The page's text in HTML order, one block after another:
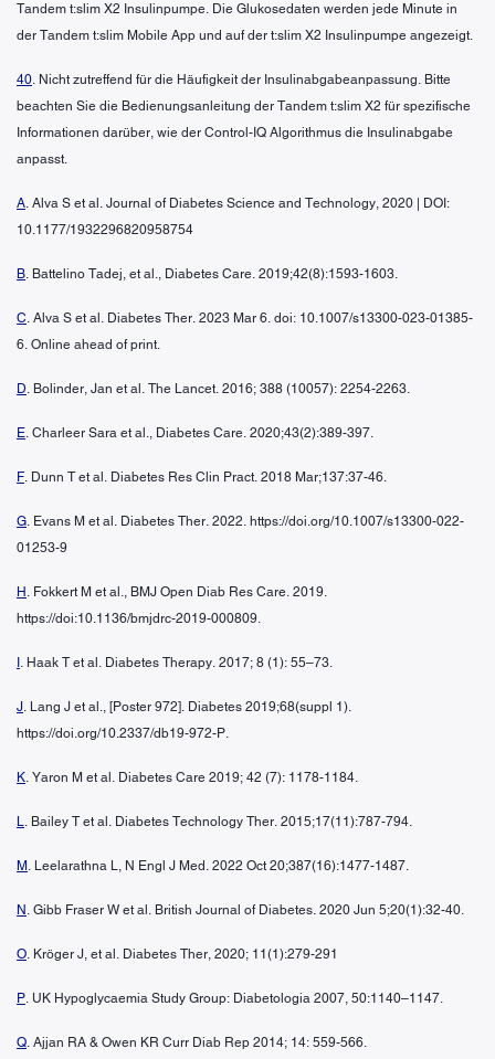
Tandem t:slim X2 Insulinpumpe. Die Glukosedaten werden jede Minute in
der Tandem t:slim Mobile App und auf der t:slim X2 Insulinpumpe angezeigt.
40. Nicht zutreffend für die Häufigkeit der Insulinabgabeanpassung. Bitte
beachten Sie die Bedienungsanleitung der Tandem t:slim X2 für spezifische
Informationen darüber, wie der Control-IQ Algorithmus die Insulinabgabe
anpasst.
A. Alva S et al. Journal of Diabetes Science and Technology, 2020 | DOI:
10.1177/1932296820958754
B. Battelino Tadej, et al., Diabetes Care. 2019;42(8):1593-1603.
C. Alva S et al. Diabetes Ther. 2023 Mar 6. doi: 10.1007/s13300-023-01385-
6. Online ahead of print.
D. Bolinder, Jan et al. The Lancet. 2016; 388 (10057): 2254-2263.
E. Charleer Sara et al., Diabetes Care. 2020;43(2):389-397.
F. Dunn T et al. Diabetes Res Clin Pract. 2018 Mar;137:37-46.
G. Evans M et al. Diabetes Ther. 2022. https://doi.org/10.1007/s13300-022-
01253-9
H . Fokkert M et al., BMJ Open Diab Res Care. 2019.
https://doi:10.1136/bmjdrc-2019-000809.
. Haak T et al. Diabetes Therapy. 2017; 8 (1): 55–73.
J. Lang J et al., [Poster 972]. Diabetes 2019;68(suppl 1).
https://doi.org/10.2337/db19-972-P.
K. Yaron M et al. Diabetes Care 2019; 42 (7): 1178-1184.
L. Bailey T et al. Diabetes Technology Ther. 2015;17(11):787-794.
M . Leelarathna L, N Engl J Med. 2022 Oct 20;387(16):1477-1487.
N . Gibb Fraser W et al. British Journal of Diabetes. 2020 Jun 5;20(1):32-40.
O. Kröger J, et al. Diabetes Ther, 2020; 11(1):279-291
P. UK Hypoglycaemia Study Group: Diabetologia 2007, 50:1140–1147.
Q. Ajjan RA & Owen KR Curr Diab Rep 2014; 14: 559-566.